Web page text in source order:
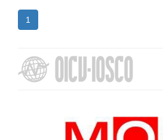
1